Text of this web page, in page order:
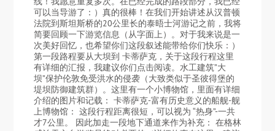
可以当导游了：）真的很棒！在我们开始讲述从汉普顿
法院到斯坦斯桥的20公里长的泰晤士河游记之前，我将
简要回顾一下游览信息（从字面上）。对于我来说是一
次美好回忆，也希望你们这段叙述能带给你们快乐：）
第一段路程要从大坝到 卡蒂萨克，关于这段行程这里
有详细的汇报，我建议你们点击阅读。水工建筑”大
坝”保护伦敦免受洪水的侵袭（大致类似于圣彼得堡的
堤坝防御建筑群）。这里有一个小博物馆，里面有详细
介绍的图片和记载： 卡蒂萨克-富有历史意义的船舰-舰
上博物馆： 这段行程距离很短，可以视为 “热身”-一共
才7公里。 因此加走一段地下通道来作为补充： 在格林